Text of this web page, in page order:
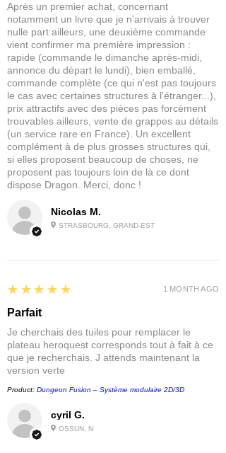
Heureusement pour les peuples
d'ArcWorlde, les Seigneurs Noirs sont
tout aussi enclins à se faire la guerre,
car la jalousie et l'envie brûlent en eux
aussi férocement que leur soif
insatiable de pouvoir.
Contenu :
1 figurine de Seigneur Noir
1 figurine de Hobgobelin avec Lance
3 figurines de Subalternes
NB : Les figurines sont fournies non
assemblage. Les documents imprimés
sont fournis en anglais.
Nicolas M.
STRASBOURG, GRAND-EST
Après un premier achat, concernant
notamment un livre que je n'arrivais à trouver
nulle part ailleurs, une deuxième commande
vient confirmer ma première impression :
rapide (commande le dimanche après-midi,
annonce du départ le lundi), bien emballé,
commande complète (ce qui n'est pas toujours
le cas avec certaines structures à l'étranger...),
prix attractifs avec des pièces pas forcément
trouvables ailleurs, vente de grappes au détails
(un service rare en France). Un excellent
complément à de plus grosses structures qui,
si elles proposent beaucoup de choses, ne
proposent pas toujours loin de là ce dont
dispose Dragon. Merci, donc !
cyril G.
OSSUN, N
5
★★★★★
Parfait
Je cherchais des tuiles pour remplacer le
plateau heroquest corresponds tout à fait à ce
que je recherchais. J attends maintenant la
version verte
Product: Dungeon Fusion – Système modulaire 2D/3D
1 MONTH AGO